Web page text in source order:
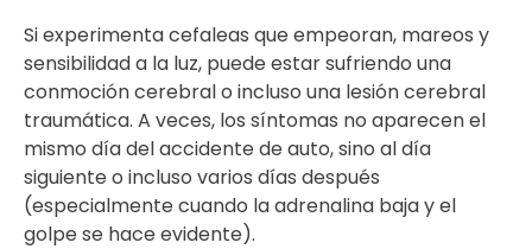
Si experimenta cefaleas que empeoran, mareos y
sensibilidad a la luz, puede estar sufriendo una
conmoción cerebral o incluso una lesión cerebral
traumática. A veces, los síntomas no aparecen el
mismo día del accidente de auto, sino al día
siguiente o incluso varios días después
(especialmente cuando la adrenalina baja y el
golpe se hace evidente).